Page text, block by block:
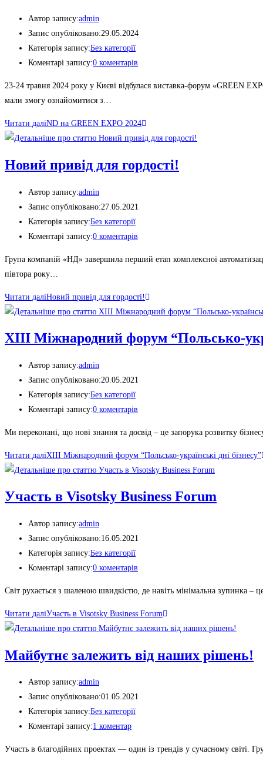
Автор запису:admin
Запис опубліковано:29.05.2024
Категорія запису:Без категорії
Коментарі запису:0 коментарів
23-24 травня 2024 року у Києві відбулася виставка-форум «GREEN
мали змогу ознайомитися з…
Читати даліND на GREEN EXPO 2024
Новий привід для гордості!
Автор запису:admin
Запис опубліковано:27.05.2021
Категорія запису:Без категорії
Коментарі запису:0 коментарів
Група компаній «НД» завершила перший етап комплексної
півтора року…
Читати даліНовий привід для гордості!
XIII Міжнародний форум “Польсько-
Автор запису:admin
Запис опубліковано:20.05.2021
Категорія запису:Без категорії
Коментарі запису:0 коментарів
Ми переконані, що нові знання та досвід – це запорука розвитку
Читати даліXIII Міжнародний форум “Польсько-українські дні бізнесу”
Участь в Visotsky Business Forum
Автор запису:admin
Запис опубліковано:16.05.2021
Категорія запису:Без категорії
Коментарі запису:0 коментарів
Світ рухається з шаленою швидкістю, де навіть мінімальна зупинка –
Читати даліУчасть в Visotsky Business Forum
Майбутнє залежить від наших рішень!
Автор запису:admin
Запис опубліковано:01.05.2021
Категорія запису:Без категорії
Коментарі запису:1 коментар
Участь в благодійних проектах — один із трендів у сучасному